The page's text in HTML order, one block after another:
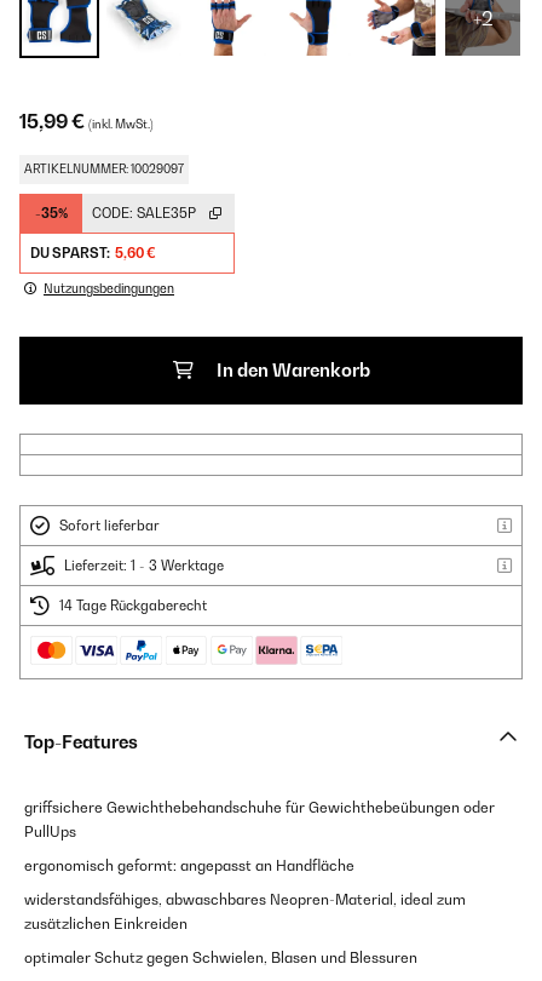
+2
15,99 € (inkl. MwSt.)
ARTIKELNUMMER: 10029097
-35% CODE: SALE35P
DU SPARST: 5,60 €
Nutzungsbedingungen
In den Warenkorb
Sofort lieferbar
Lieferzeit: 1 - 3 Werktage
14 Tage Rückgaberecht
Top-Features
griffsichere Gewichthebehandschuhe für Gewichthebeübungen oder
PullUps
ergonomisch geformt: angepasst an Handfläche
widerstandsfähiges, abwaschbares Neopren-Material, ideal zum
zusätzlichen Einkreiden
optimaler Schutz gegen Schwielen, Blasen und Blessuren